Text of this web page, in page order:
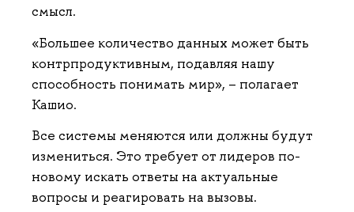
смысл.
«Большее количество данных может быть
контрпродуктивным, подавляя нашу
способность понимать мир», – полагает
Кашио.
Все системы меняются или должны будут
измениться. Это требует от лидеров по-
новому искать ответы на актуальные
вопросы и реагировать на вызовы.